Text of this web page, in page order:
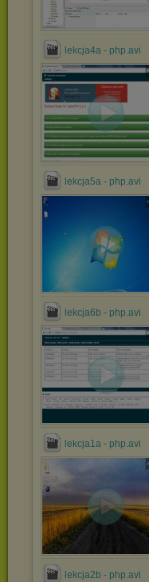
lekcja4a - php.avi
lekcja5a - php.avi
lekcja6b - php.avi
lekcja1a - php.avi
lekcja2b - php.avi